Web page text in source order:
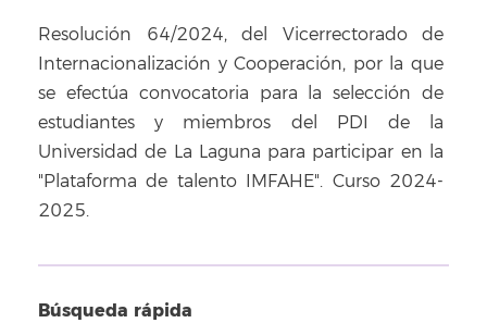
Resolución 64/2024, del Vicerrectorado de
Internacionalización y Cooperación, por la que
se efectúa convocatoria para la selección de
estudiantes y miembros del PDI de la
Universidad de La Laguna para participar en la
"Plataforma de talento IMFAHE". Curso 2024-
2025.
Búsqueda rápida